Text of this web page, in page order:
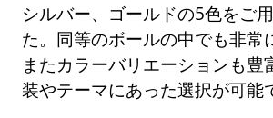
シルバー、ゴールドの5色をご
た。同等のボールの中でも非常
またカラーバリエーションも豊
装やテーマにあった選択が可能